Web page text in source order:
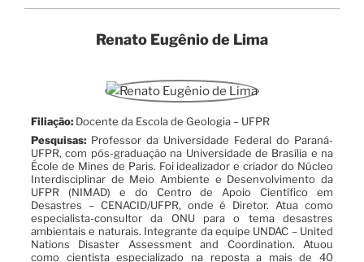
Renato Eugênio de Lima
Filiação: Docente da Escola de Geologia – UFPR
Pesquisas: Professor da Universidade Federal do Paraná-
UFPR, com pós-graduação na Universidade de Brasília e na
École de Mines de Paris. Foi idealizador e criador do Núcleo
Interdisciplinar de Meio Ambiente e Desenvolvimento da
UFPR (NIMAD) e do Centro de Apoio Científico em
Desastres – CENACID/UFPR, onde é Diretor. Atua como
especialista-consultor da ONU para o tema desastres
ambientais e naturais. Integrante da equipe UNDAC – United
Nations Disaster Assessment and Coordination. Atuou
como cientista especializado na reposta a mais de 40